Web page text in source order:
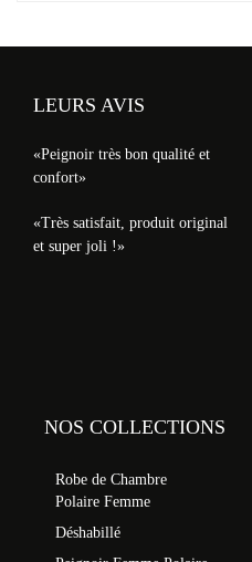
LEURS AVIS
«Peignoir très bon qualité et
confort»
«Très satisfait, produit original
et super joli !»
NOS COLLECTIONS
Robe de Chambre
Polaire Femme
Déshabillé